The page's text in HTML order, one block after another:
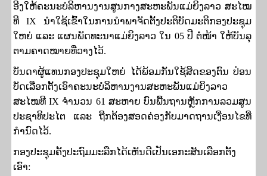
ອີງໃຫ້ຄະນະບໍລິຫານງານສູນກາງສະຫະພັນແມ່ຍິງລາວ ສະໄໝ
ທີ IX ນຳໃຊ້ເຂົ້າໃນການນຳພາຈັດຕັ້ງປະຕິບັດມະຕິກອງປະຊຸມ
ໃຫຍ່ ແລະ ແຜນພັດທະນາແມ່ຍິງລາວ ໃນ 05 ປີ ຕໍ່ໜ້າ ໃຫ້ບັນລຸ
ຕາມຄາດໝາຍທີ່ວາງໄວ້.
ບັນດາຜູ້ແທນກອງປະຊຸມໃຫຍ່ ໄດ້ພ້ອມກັນໃຊ້ສິດຂອງຕົນ ປ່ອນ
ບັດເລືອກຕັ້ງເອົາຄະນະບໍລິຫານງານສະຫະພັນແມ່ຍິງລາວ
ສະໄໝທີIX ຈໍານວນ 61 ສະຫາຍ ບົນພື້ນຖານຫຼັກການລວມສູນ
ປະຊາທິປະໄຕ ແລະ ຖືກຕ້ອງສອດຄ່ອງກັບມາດຖານເງື່ອນໄຂທີ່
ກໍານົດໄວ້.
ກອງປະຊຸມຄັ້ງປະຖົມມະລືກໄດ້ເຫັນດີເປັນເອກະສັນເລືອກຕັ້ງ
ເອົາ: